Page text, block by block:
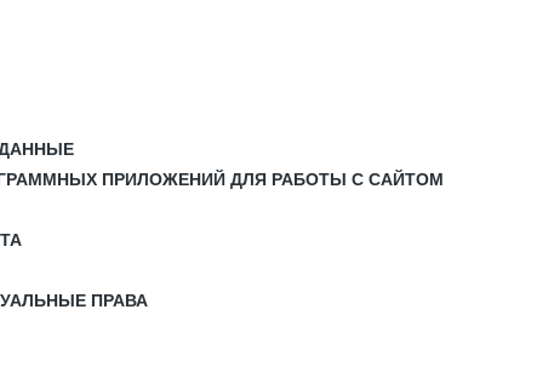
ПРИЛОЖЕНИЙ ДЛЯ РАБОТЫ С САЙТОМ
ПРАВА